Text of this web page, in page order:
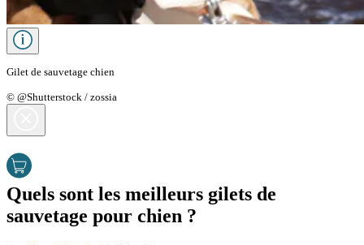
Gilet de sauvetage chien
© @Shutterstock / zossia
Quels sont les meilleurs gilets de
sauvetage pour chien ?